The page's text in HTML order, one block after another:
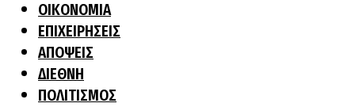
ΟΙΚΟΝΟΜΙΑ
ΕΠΙΧΕΙΡΗΣΕΙΣ
ΑΠΟΨΕΙΣ
ΔΙΕΘΝΗ
ΠΟΛΙΤΙΣΜΟΣ